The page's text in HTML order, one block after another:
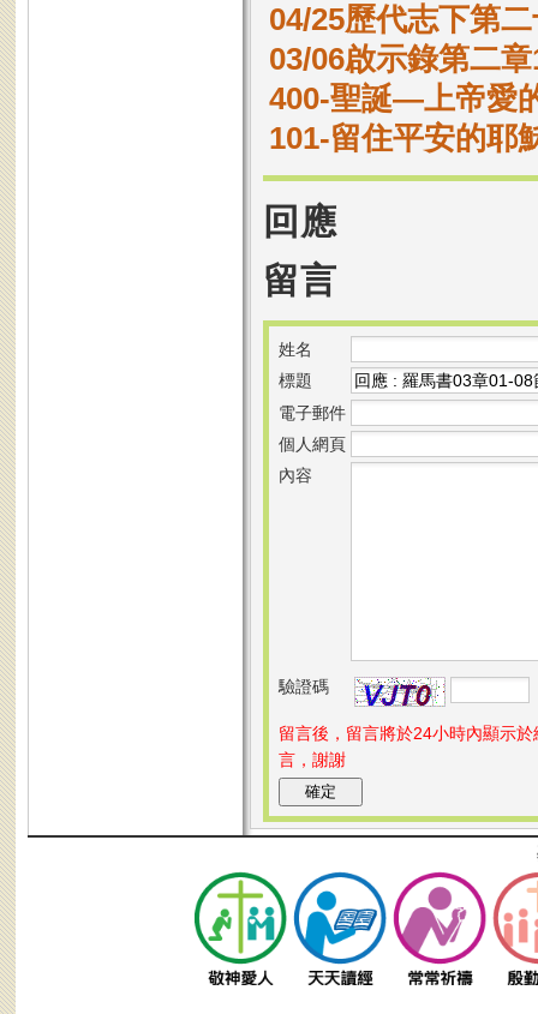
04/25歷代志下第
03/06啟示錄第二
400-聖誕—上帝愛
101-留住平安的耶
回應
留言
姓名
標題
電子郵件
個人網頁
內容
驗證碼
留言後，留言將於24小時內顯示
言，謝謝